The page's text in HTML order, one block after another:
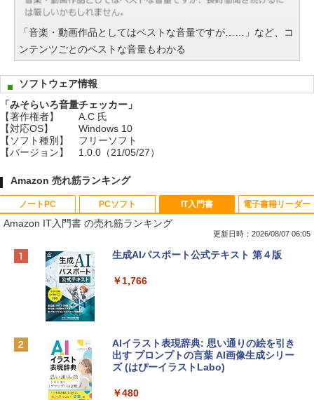
「音楽・動画作品としてはベストな音量ですが……」など、コ
ンテンツごとのベストな音量もわかる
ソフトウェア情報
「みそらいろ音量チェッカー」
【著作権者】
A.C 氏
【対応OS】
Windows 10
【ソフト種別】
フリーソフト
【バージョン】
1.0.0（21/05/27）
Amazon 売れ筋ランキング
ノートPC
Apple 2026 MacBook Neo A18 Proチッ
e Intelligence、Liquid Retinaディスプ
￥162,598
tomtoc 360°保護 15.6 16インチ パソコ
PCソフト
Robloxギフトカード - 800 Robux 【限
インゲームコード】 ロブロックス | オン
Microsoft Office Home & Business 202
4(最新 永続版)|オンラインコード版|Wind
IT入門書
Amazon IT入門書 の売れ筋ランキング
更新日時：2026/08/07 06:05
生成AIパスポート公式テキスト 第４版
￥1,766
AIイラスト表現辞典: 思い通りの絵を引き
出す プロンプトの言葉 AI画像生成シリー
ズ (はぴーイラストLabo)
￥480
電子書籍リーダー